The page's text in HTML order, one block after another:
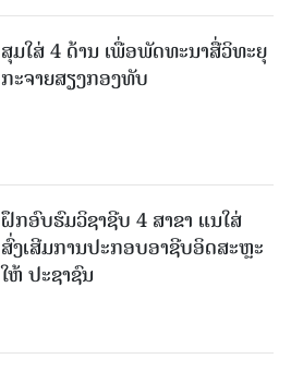
ສຸມໃສ່ 4 ດ້ານ ເພື່ອພັດທະນາສື່ວິທະຍຸ
ກະຈາຍສຽງກອງທັບ
ຝຶກອົບຮົມວິຊາຊີບ 4 ສາຂາ ແນໃສ່
ສົ່ງເສີມການປະກອບອາຊີບອິດສະຫຼະ
ໃຫ້ ປະຊາຊົນ